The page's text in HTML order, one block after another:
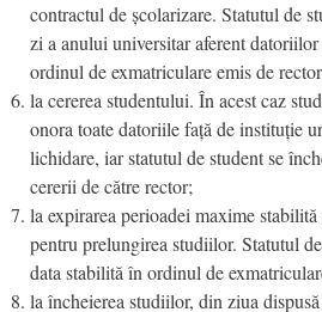
contractul de școlarizare. Statutul de
zi a anului universitar aferent
ordinul de exmatriculare emis de
la cererea studentului. În acest caz
onora toate datoriile față de instituție
lichidare, iar statutul de student se
cererii de către rector;
la expirarea perioadei maxime
pentru prelungirea studiilor. Statutul
data stabilită în ordinul de
la încheierea studiilor, din ziua